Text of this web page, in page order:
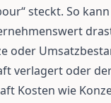
steckt. So
oder
verlagert oder
Kosten wie